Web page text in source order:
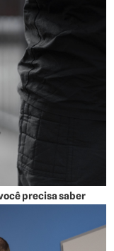
precisa saber